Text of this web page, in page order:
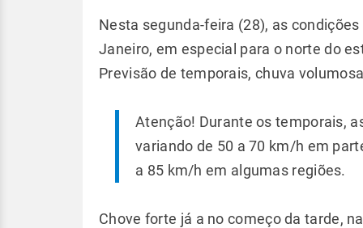
Nesta segunda-feira (28), as
Janeiro, em especial para o norte do
Previsão de temporais, chuva
Atenção! Durante os temporais,
variando de 50 a 70 km/h em
a 85 km/h em algumas regiões.
Chove forte já a no começo da tarde,